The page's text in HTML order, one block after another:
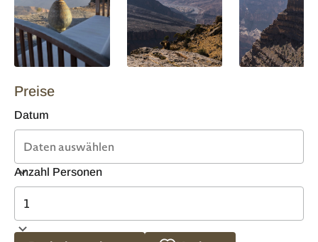
Preise
Datum
Anzahl Personen